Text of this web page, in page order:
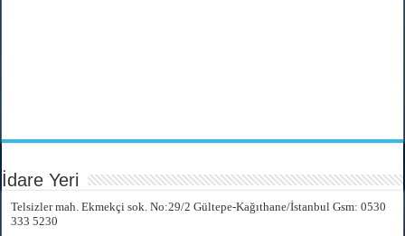
İdare Yeri
Telsizler mah. Ekmekçi sok. No:29/2 Gültepe-Kağıthane/İstanbul Gsm: 0530
333 5230